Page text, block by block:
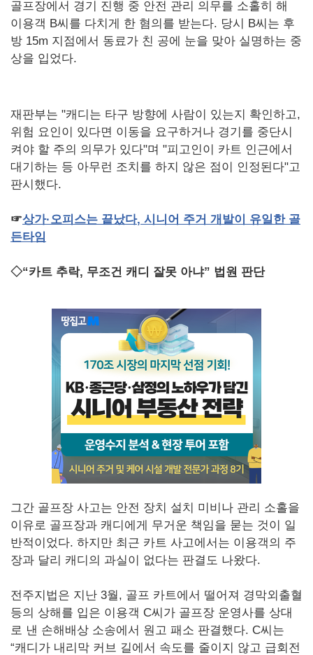
골프장에서 경기 진행 중 안전 관리 의무를 소홀히 해
이용객 B씨를 다치게 한 혐의를 받는다. 당시 B씨는 후
방 15m 지점에서 동료가 친 공에 눈을 맞아 실명하는 중
상을 입었다.
재판부는 "캐디는 타구 방향에 사람이 있는지 확인하고,
위험 요인이 있다면 이동을 요구하거나 경기를 중단시
켜야 할 주의 의무가 있다"며 "피고인이 카트 인근에서
대기하는 등 아무런 조치를 하지 않은 점이 인정된다"고
판시했다.
☞상가·오피스는 끝났다, 시니어 주거 개발이 유일한 골
든타임
◇“카트 추락, 무조건 캐디 잘못 아냐” 법원 판단
그간 골프장 사고는 안전 장치 설치 미비나 관리 소홀을
이유로 골프장과 캐디에게 무거운 책임을 묻는 것이 일
반적이었다. 하지만 최근 카트 사고에서는 이용객의 주
장과 달리 캐디의 과실이 없다는 판결도 나왔다.
전주지법은 지난 3월, 골프 카트에서 떨어져 경막외출혈
등의 상해를 입은 이용객 C씨가 골프장 운영사를 상대
로 낸 손해배상 소송에서 원고 패소 판결했다. C씨는
“캐디가 내리막 커브 길에서 속도를 줄이지 않고 급회전